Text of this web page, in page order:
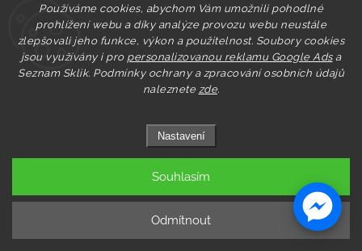
Používáme cookies, abychom Vám umožnili pohodlné
prohlížení webu a díky analýze provozu webu neustále
zlepšovali jeho funkce, výkon a použitelnost. Soubory cookies
jsou využívány i pro personalizovanou reklamu Google Adsa
Seznam Sklik. Podmínky ochrany a zpracování osobních údajů
naleznete zde.
Nastavení
Odmítnout
Souhlasím
PASTRY AGAR - ŽELÍRUJÍCÍ TEXTURA 50g Přírodní želírující
textura Pastry Agar je vyrobena ze 100% červených mořských řas
a vyniká silnými želírujícími schopnostmi. Díky své spolehlivosti a
snadnému použití je ideální pro profesionální gastronomii...